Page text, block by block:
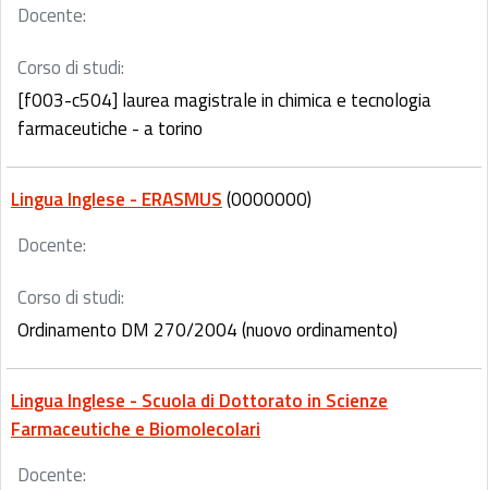
Docente:
Corso di studi:
[f003-c504] laurea magistrale in chimica e tecnologia
farmaceutiche - a torino
Lingua Inglese - ERASMUS(0000000)
Docente:
Corso di studi:
Ordinamento DM 270/2004 (nuovo ordinamento)
Lingua Inglese - Scuola di Dottorato in Scienze
Farmaceutiche e Biomolecolari
Docente: